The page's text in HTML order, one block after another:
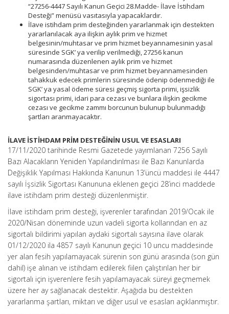
“27256-4447 Sayılı Kanun Geçici 28.Madde- İlave İstihdam
Desteği” menüsü vasıtasıyla yapacaklardır.
İlave istihdam prim desteğinden yararlanmak için destekten
yararlanılacak aya ilişkin aylık prim ve hizmet
belgesinin/muhtasar ve prim hizmet beyannamesinin yasal
süresinde SGK’ ya verilip verilmediği, 27256 kanun
numarasında düzenlenen aylık prim ve hizmet
belgesinden/muhtasar ve prim hizmet beyannamesinden
tahakkuk edecek primlerin süresinde ödenip ödenmediği ile
SGK’ ya yasal ödeme süresi geçmiş sigorta primi, işsizlik
sigortası primi, idari para cezası ve bunlara ilişkin gecikme
cezası ve gecikme zammı borcunun bulunup bulunmadığı
şartları aranmayacaktır.
İLAVE İSTİHDAM PRİM DESTEĞİNİN USUL VE ESASLARI
17/11/2020 tarihinde Resmi Gazetede yayımlanan 7256 Sayılı
Bazı Alacakların Yeniden Yapılandırılması ile Bazı Kanunlarda
Değişiklik Yapılması Hakkında Kanunun 13’üncü maddesi ile 4447
sayılı İşsizlik Sigortası Kanununa eklenen geçici 28’inci maddede
ilave istihdam prim desteği düzenlenmiştir.
İlave istihdam prim desteği, işverenler tarafından 2019/Ocak ile
2020/Nisan döneminde uzun vadeli sigorta kollarından en az
sigortalı bildirimi yapılan aydaki sigortalı sayısına ilave olarak
01/12/2020 ila 4857 sayılı Kanunun geçici 10 uncu maddesinde
yer alan fesih yapılamayacak sürenin son günü arasında (son gün
dahil) işe alınan ve istihdam edilerek fiilen çalıştırılan her bir
sigortalı için işverenlere fesih yapılamayacak süreyi geçmemek
üzere her ay sağlanacak destektir. Aşağıda bu destekten
yararlanma şartları, miktarı ve diğer usul ve esasları açıklanmıştır.